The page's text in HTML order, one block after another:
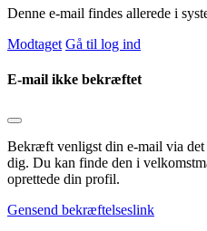
Denne e-mail findes allerede i
Modtaget Gå til log ind
E-mail ikke bekræftet
Bekræft venligst din e-mail via
dig. Du kan finde den i
oprettede din profil.
Gensend bekræftelseslink